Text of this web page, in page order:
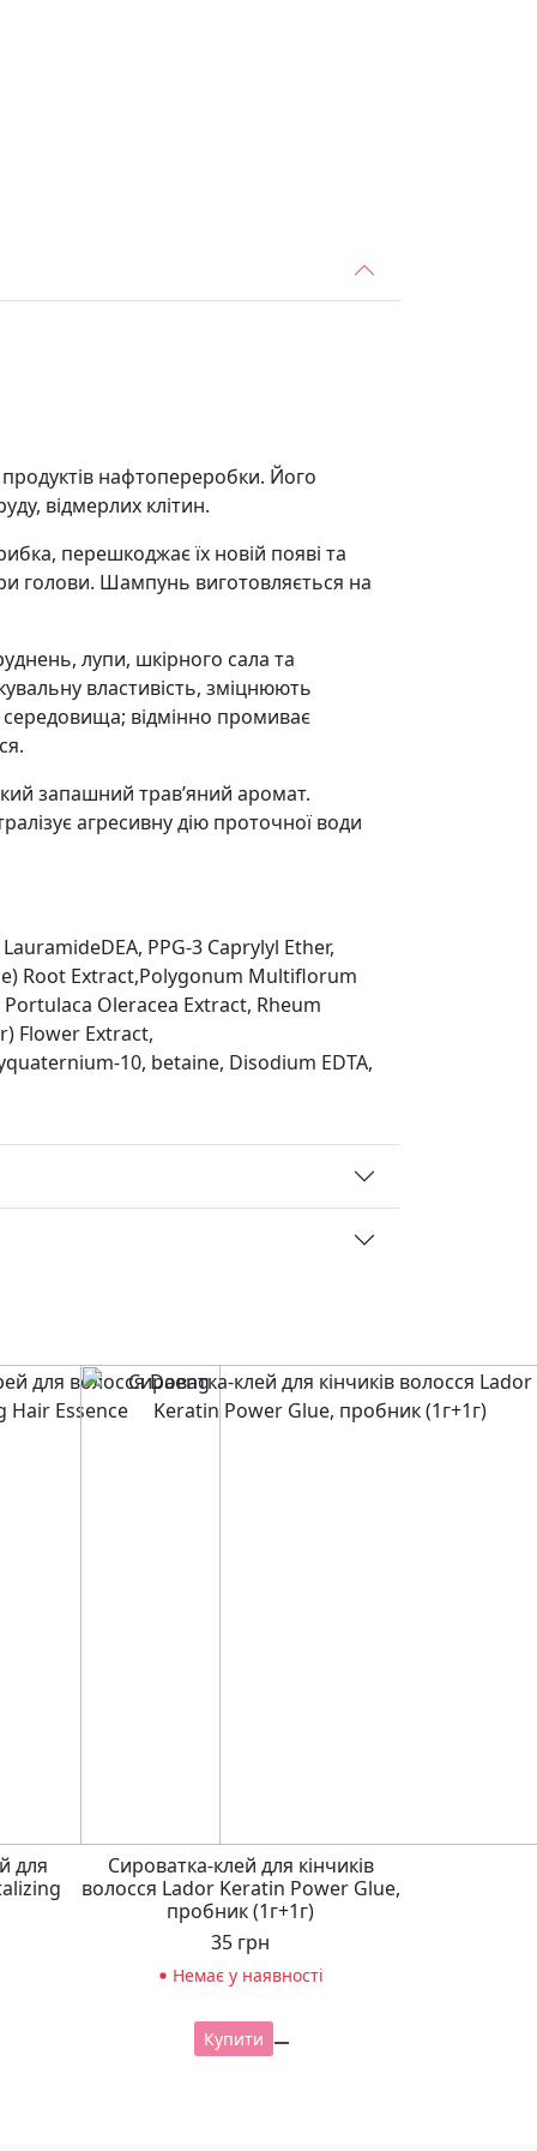
нафтопереробки. Його
відмерлих клітин.
перешкоджає їх новій появі та
голови. Шампунь виготовляється на
лупи, шкірного сала та
властивість, зміцнюють
відмінно промиває
запашний трав’яний аромат.
агресивну дію проточної води
PPG-3 Caprylyl Ether,
Root Extract,Polygonum Multiflorum
Oleracea Extract, Rheum
Flower Extract,
10, betaine, Disodium EDTA,
для
Сироватка-клей для кінчиків
волосся Lador Keratin Power Glue,
пробник (1г+1г)
35 грн
Немає у наявності
Купити